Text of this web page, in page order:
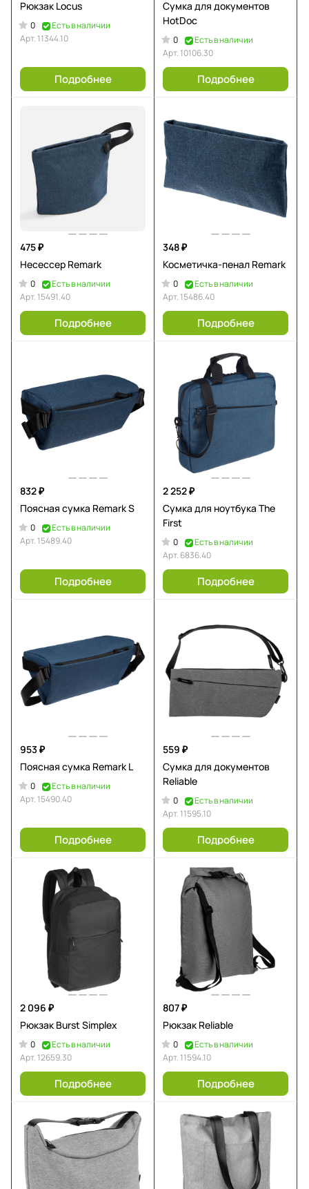
Рюкзак Locus
0
Есть в наличии
Арт. 11344.10
Подробнее
Сумка для документов
HotDoc
0
Есть в наличии
Арт. 10106.30
Подробнее
475 ₽
Несессер Remark
0
Есть в наличии
Арт. 15491.40
Подробнее
348 ₽
Косметичка-пенал Remark
0
Есть в наличии
Арт. 15486.40
Подробнее
832 ₽
Поясная сумка Remark S
0
Есть в наличии
Арт. 15489.40
Подробнее
2 252 ₽
Сумка для ноутбука The
First
0
Есть в наличии
Арт. 6836.40
Подробнее
953 ₽
Поясная сумка Remark L
0
Есть в наличии
Арт. 15490.40
Подробнее
559 ₽
Сумка для документов
Reliable
0
Есть в наличии
Арт. 11595.10
Подробнее
2 096 ₽
Рюкзак Burst Simplex
0
Есть в наличии
Арт. 12659.30
Подробнее
807 ₽
Рюкзак Reliable
0
Есть в наличии
Арт. 11594.10
Подробнее